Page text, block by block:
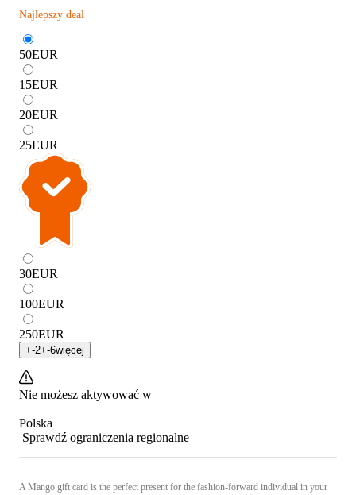
Najlepszy deal
50EUR
15EUR
20EUR
25EUR
30EUR
100EUR
250EUR
+-2+-6więcej
Nie możesz aktywować w
Polska
Sprawdź ograniczenia regionalne
A Mango gift card is the perfect present for the fashion-forward individual in your